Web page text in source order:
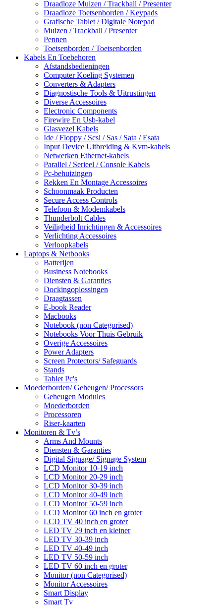
Draadloze Muizen / Trackball / Presenter
Draadloze Toetsenborden / Keypads
Grafische Tablet / Digitale Notepad
Muizen / Trackball / Presenter
Pennen
Toetsenborden / Toetsenborden
Kabels En Toebehoren
Afstandsbedieningen
Computer Koeling Systemen
Converters & Adapters
Diagnostische Tools & Uitrustingen
Diverse Accessoires
Electronic Components
Firewire En Usb-kabel
Glasvezel Kabels
Ide / Floppy / Scsi / Sas / Sata / Esata
Input Device Uitbreiding & Kvm-kabels
Netwerken Ethernet-kabels
Parallel / Serieel / Console Kabels
Pc-behuizingen
Rekken En Montage Accessoires
Schoonmaak Producten
Secure Access Controls
Telefoon & Modemkabels
Thunderbolt Cables
Veiligheid Inrichtingen & Accessoires
Verlichting Accessoires
Verloopkabels
Laptops & Netbooks
Batterijen
Business Notebooks
Diensten & Garanties
Dockingoplossingen
Draagtassen
E-book Reader
Macbooks
Notebook (non Categorised)
Notebooks Voor Thuis Gebruik
Overige Accessoires
Power Adapters
Screen Protectors/ Safeguards
Stands
Tablet Pc's
Moederborden/ Geheugen/ Processors
Geheugen Modules
Moederborden
Processoren
Riser-kaarten
Monitoren & Tv’s
Arms And Mounts
Diensten & Garanties
Digital Signage/ Signage System
LCD Monitor 10-19 inch
LCD Monitor 20-29 inch
LCD Monitor 30-39 inch
LCD Monitor 40-49 inch
LCD Monitor 50-59 inch
LCD Monitor 60 inch en groter
LCD TV 40 inch en groter
LED TV 29 inch en kleiner
LED TV 30-39 inch
LED TV 40-49 inch
LED TV 50-59 inch
LED TV 60 inch en groter
Monitor (non Categorised)
Monitor Accessoires
Smart Display
Smart Tv